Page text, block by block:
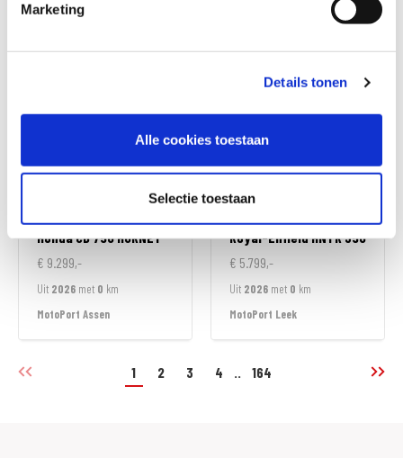
Marketing
Details tonen
Alle cookies toestaan
Selectie toestaan
MotoPort Almere
MotoPort Assen
HondaCB 750 HORNET
€ 9.299,-
Uit 2026 met 0 km
MotoPort Assen
Royal-EnfieldHNTR 350
€ 5.799,-
Uit 2026 met 0 km
MotoPort Leek
1 2 3 4 .. 164